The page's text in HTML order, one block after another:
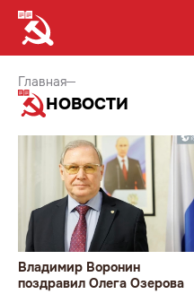
Главная
НОВОСТИ
Владимир Воронин
поздравил Олега Озерова